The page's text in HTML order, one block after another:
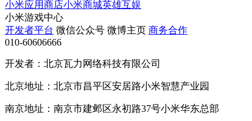
小米应用商店小米商城英雄互娱
小米游戏中心
开发者平台 微信公众号 微博主页 商务合作
010-60606666
开发者：北京瓦力网络科技有限公司
北京地址：北京市昌平区安居路小米智慧产业园
南京地址：南京市建邺区永初路37号小米华东总部